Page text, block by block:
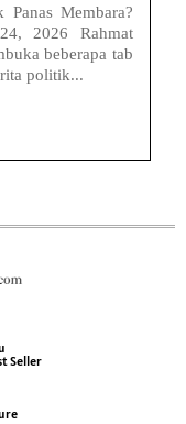
Membara?
2026 Rahmat
beberapa tab
politik...
Seller